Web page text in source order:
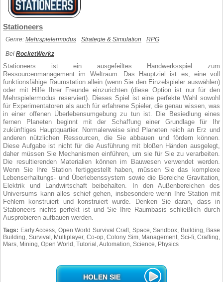
Stationeers
Genre: Mehrspielermodus Strategie & Simulation RPG
Bei RocketWerkz
Stationeers ist ein ausgefeiltes Handwerksspiel zum
Ressourcenmanagement im Weltraum. Das Hauptziel ist es, eine voll
funktionsfähige Raumstation allein (wenn Sie den Einzelspieler auswählen)
oder mit Hilfe Ihrer Freunde einzurichten (diese Option ist nur für den
Mehrspielermodus reserviert). Dieses Spiel ist eine perfekte Wahl sowohl
für Experimentatoren als auch für erfahrene Spieler, die genau wissen, was
in einer offenen Überlebensumgebung zu tun ist. Die Besiedlung eines
fernen Planeten beginnt mit der Schaffung einer Grundlage für Ihr
zukünftiges Hauptquartier. Normalerweise sind Planeten reich an Erz und
anderen nützlichen Ressourcen, die Sie abbauen und fördern können.
Diese Aufgabe ist nicht für die Ausführung mit bloßen Händen ausgelegt,
daher müssen Sie Mechanismen einführen, um sie für Sie zu verarbeiten.
Die resultierenden Materialien können im Bauwesen verwendet werden.
Wenn Sie Ihre Station fertiggestellt haben, müssen Sie das komplexe
Lebenserhaltungs- und Überlebenssystem sowie die Bereiche Gravitation,
Elektrik und Landwirtschaft beibehalten. In den Außenbereichen des
Universums kann alles schief gehen, insbesondere wenn Ihre Station mit
Fehlern konstruiert und konstruiert wurde. Denken Sie daran, dass in
Stationeers nichts perfekt ist und Sie Ihre Raumbasis schließlich durch
Ausprobieren aufbauen werden.
Tags: Early Access, Open World Survival Craft, Space, Sandbox, Building, Base
Building, Survival, Multiplayer, Co-op, Colony Sim, Management, Sci-fi, Crafting,
Mars, Mining, Open World, Tutorial, Automation, Science, Physics
HOLEN SIE